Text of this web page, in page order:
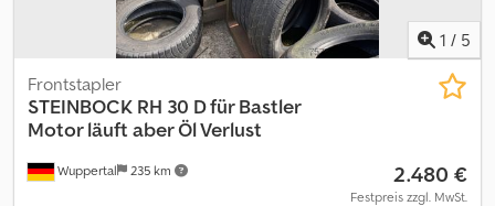
1 / 5
Wuppertal 235 km
Frontstapler
STEINBOCK RH 30 D für Bastler
Motor läuft aber Öl Verlust
2.480 €
Festpreis zzgl. MwSt.